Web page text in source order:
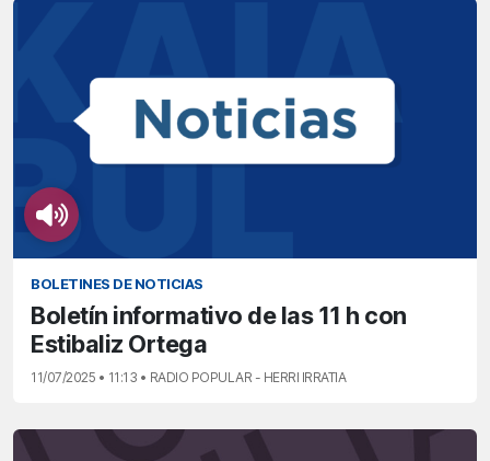
BOLETINES DE NOTICIAS
Boletín informativo de las 11 h con
Estibaliz Ortega
11/07/2025 • 11:13 • RADIO POPULAR - HERRI IRRATIA